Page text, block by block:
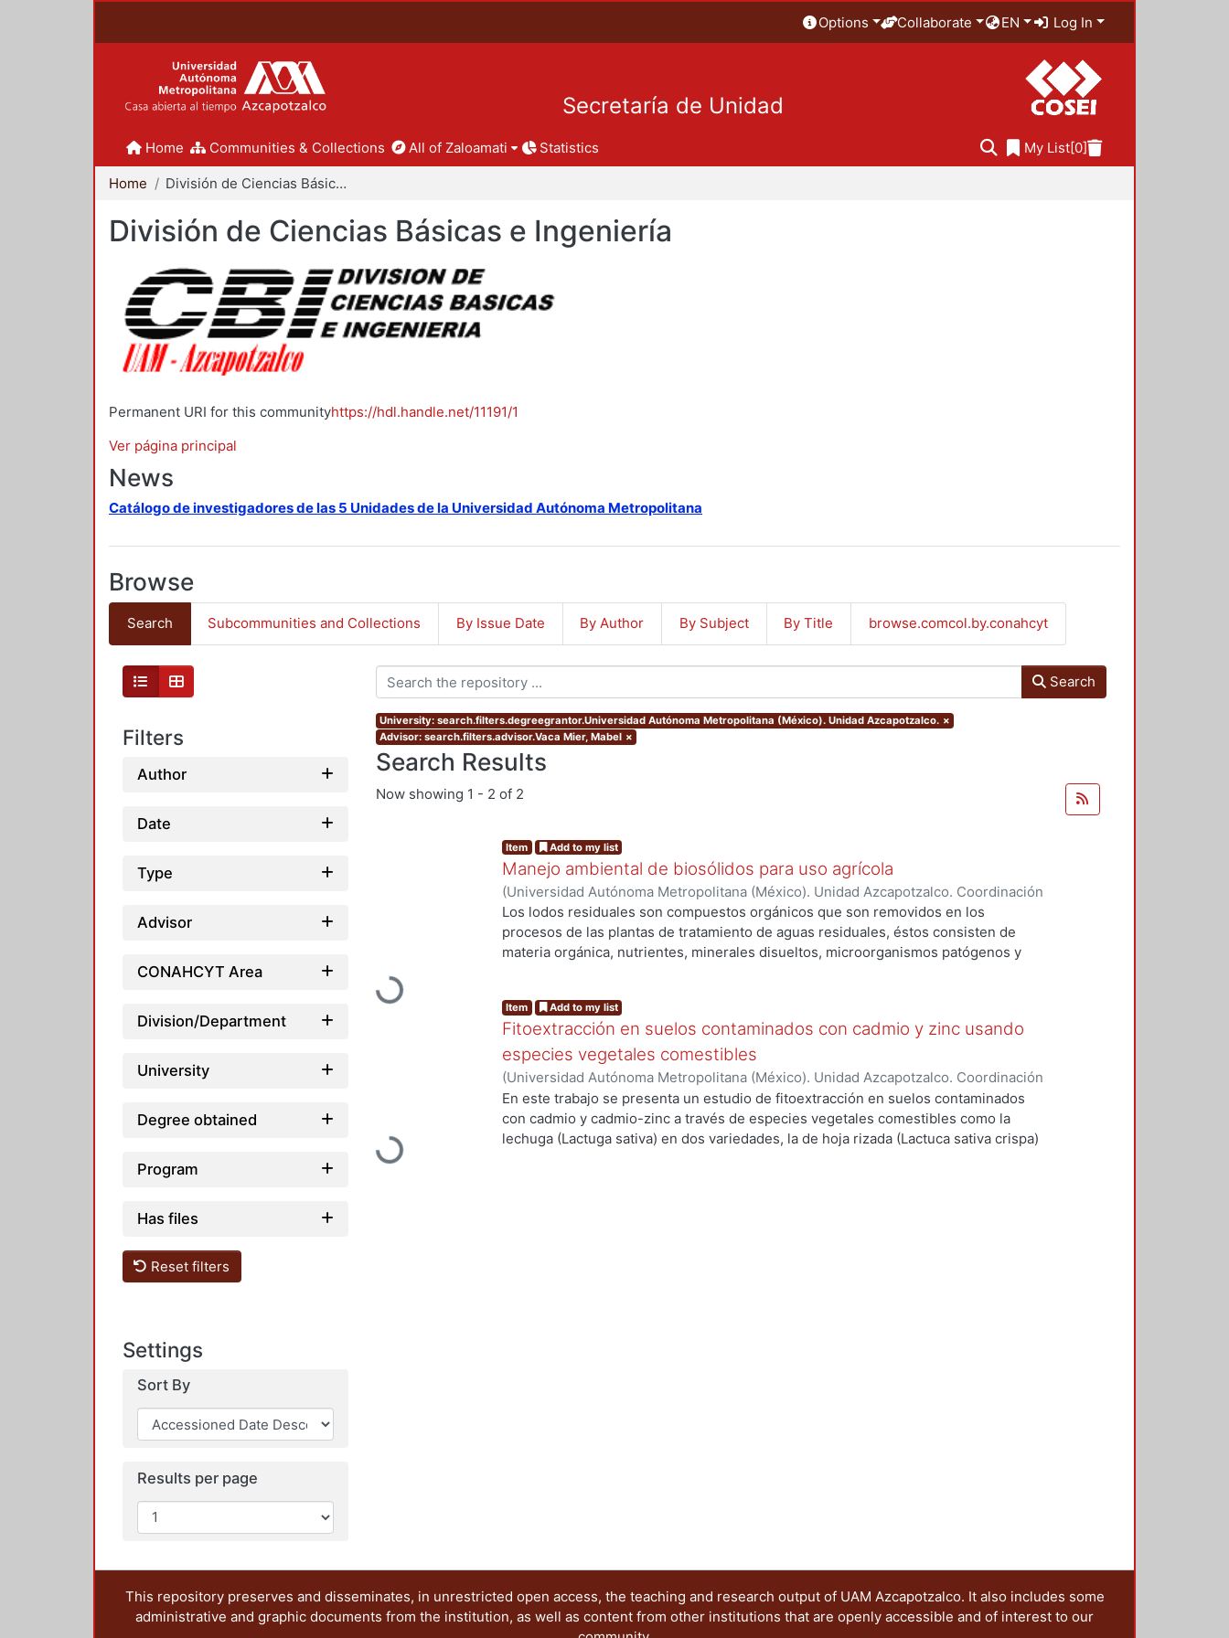
Options Collaborate EN Log In
Secretaría de Unidad
Home Communities & Collections All of Zaloamati Statistics My List[0]
Home División de Ciencias Básicas e Ingeniería
División de Ciencias Básicas e Ingeniería
Permanent URI for this communityhttps://hdl.handle.net/11191/1
Ver página principal
News
Catálogo de investigadores de las 5 Unidades de la Universidad Autónoma Metropolitana
Browse
Search Subcommunities and Collections By Issue Date By Author By Subject By Title browse.comcol.by.conahcyt
Filters
Author
Date
Type
Advisor
CONAHCYT Area
Division/Department
University
Degree obtained
Program
Has files
Reset filters
Settings
Sort By
Results per page
Search
University: search.filters.degreegrantor.Universidad Autónoma Metropolitana (México). Unidad Azcapotzalco. ×
Advisor: search.filters.advisor.Vaca Mier, Mabel ×
Search Results
Now showing 1 - 2 of 2
Loading...
Item Add to my list
Manejo ambiental de biosólidos para uso agrícola
(Universidad Autónoma Metropolitana (México). Unidad Azcapotzalco. Coordinación
de Servicios de Información.,2013-04-09)Cárdenas Velázquez, José Isabel
Los lodos residuales son compuestos orgánicos que son removidos en los
procesos de las plantas de tratamiento de aguas residuales, éstos consisten de
materia orgánica, nutrientes, minerales disueltos, microorganismos patógenos y
resultado de este tratamiento es un material orgánico rico en nutrientes llamado
biosólido. El objetivo de este trabajo es investigar las propiedades físicas y
químicas de los biosólidos acondicionados con clinoptilolita para poder utilizar este
recurso en actividades agrícolas.
Loading...
Item Add to my list
Fitoextracción en suelos contaminados con cadmio y zinc usando
especies vegetales comestibles
(Universidad Autónoma Metropolitana (México). Unidad Azcapotzalco. Coordinación
de Servicios de Información.,2001-11) Beltrán-Villavicencio, Margarita
En este trabajo se presenta un estudio de fitoextracción en suelos contaminados
con cadmio y cadmio-zinc a través de especies vegetales comestibles como la
lechuga (Lactuga sativa) en dos variedades, la de hoja rizada (Lactuca sativa crispa)
This repository preserves and disseminates, in unrestricted open access, the teaching and research output of UAM Azcapotzalco. It also includes some
administrative and graphic documents from the institution, as well as content from other institutions that are openly accessible and of interest to our